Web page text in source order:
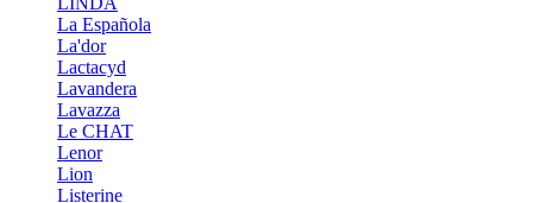
La Española
La'dor
Lactacyd
Lavandera
Lavazza
Le CHAT
Lenor
Lion
Listerine